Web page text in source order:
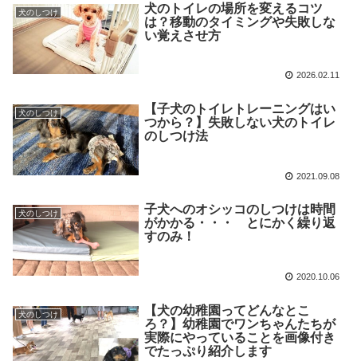
犬のしつけ
犬のトイレの場所を変えるコツ
は？移動のタイミングや失敗しな
い覚えさせ方
2026.02.11
犬のしつけ
【子犬のトイレトレーニングはい
つから？】失敗しない犬のトイレ
のしつけ法
2021.09.08
犬のしつけ
子犬へのオシッコのしつけは時間
がかかる・・・ とにかく繰り返
すのみ！
2020.10.06
犬のしつけ
【犬の幼稚園ってどんなとこ
ろ？】幼稚園でワンちゃんたちが
実際にやっていることを画像付き
でたっぷり紹介します